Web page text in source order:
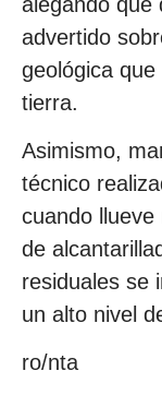
advertido
geológica
tierra.
Asimismo,
técnico
cuando
de
residuales se
un alto nivel
ro/nta